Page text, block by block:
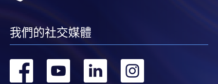
我們的社交媒體
轉
轉
轉